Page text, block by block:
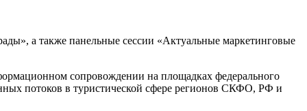
а также панельные сессии «Актуальные маркетинговые
сопровождении на площадках федерального
потоков в туристической сфере регионов СКФО, РФ и